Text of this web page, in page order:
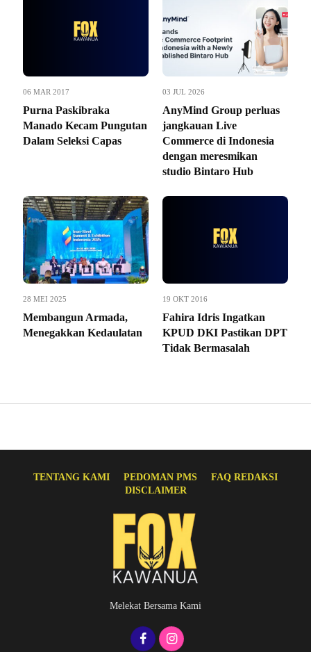
06 MAR 2017
Purna Paskibraka
Manado Kecam Pungutan
Dalam Seleksi Capas
03 JUL 2026
AnyMind Group perluas
jangkauan Live
Commerce di Indonesia
dengan meresmikan
studio Bintaro Hub
28 MEI 2025
Membangun Armada,
Menegakkan Kedaulatan
19 OKT 2016
Fahira Idris Ingatkan
KPUD DKI Pastikan DPT
Tidak Bermasalah
TENTANG KAMI PEDOMAN PMS
FAQ REDAKSI
DISCLAIMER
Melekat Bersama Kami